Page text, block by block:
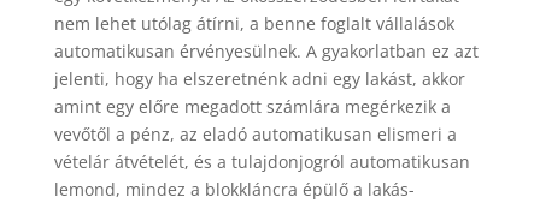
nem lehet utólag átírni, a benne foglalt vállalások
automatikusan érvényesülnek. A gyakorlatban ez azt
jelenti, hogy ha elszeretnénk adni egy lakást, akkor
amint egy előre megadott számlára megérkezik a
vevőtől a pénz, az eladó automatikusan elismeri a
vételár átvételét, és a tulajdonjogról automatikusan
lemond, mindez a blokkláncra épülő a lakás-